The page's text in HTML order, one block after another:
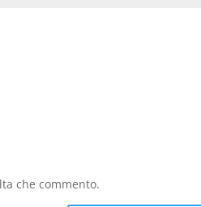
che commento.